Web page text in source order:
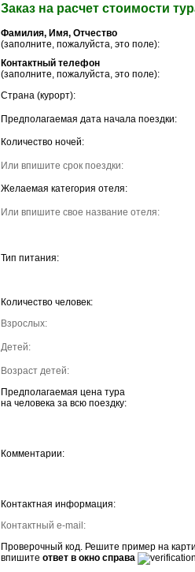
Заказ на расчет стоимости
Фамилия, Имя, Отчество
(заполните, пожалуйста, это поле):
Контактный телефон
(заполните, пожалуйста, это поле):
Страна (курорт):
Предполагаемая дата начала поездки:
Количество ночей:
Или впишите срок поездки:
Желаемая категория отеля:
Или впишите свое название отеля:
Тип питания:
Количество человек:
Взрослых:
Детей:
Возраст детей:
Предполагаемая цена тура
на человека за всю поездку:
Комментарии:
Контактная информация:
Контактный e-mail:
Проверочный код. Решите пример на
впишите ответ в окно справа